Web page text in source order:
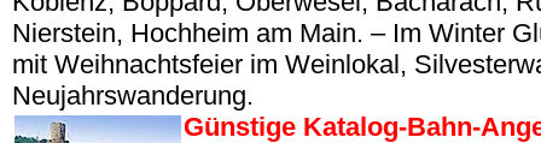
Nierstein, Hochheim am Main. – Im Winter
mit Weihnachtsfeier im Weinlokal,
Neujahrswanderung.
Günstige Katalog-Bahn-